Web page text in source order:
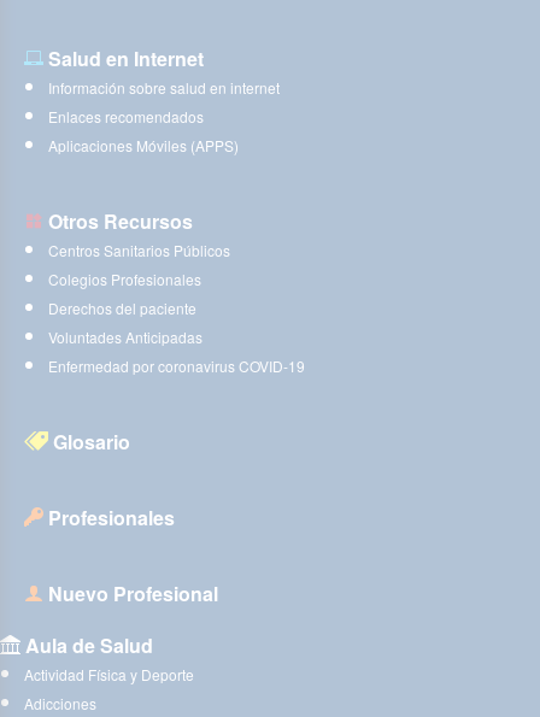
Salud en Internet
Información sobre salud en internet
Enlaces recomendados
Aplicaciones Móviles (APPS)
Otros Recursos
Centros Sanitarios Públicos
Colegios Profesionales
Derechos del paciente
Voluntades Anticipadas
Enfermedad por coronavirus COVID-19
Glosario
Profesionales
Nuevo Profesional
Aula de Salud
Actividad Física y Deporte
Adicciones